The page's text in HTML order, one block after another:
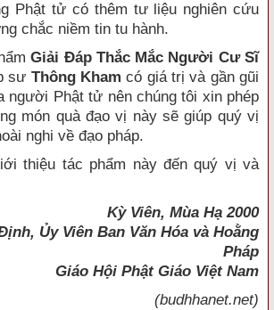
Phật tử có thêm tư liệu nghiên cứu
chắc niềm tin tu hành.
Giải Ðáp Thắc Mắc Người Cư Sĩ
sư Thông Kham có giá trị và gần gũi
người Phật tử nên chúng tôi xin phép
món quà đạo vị này sẽ giúp quý vị
nghi về đạo pháp.
thiệu tác phẩm này đến quý vị và
Kỳ Viên, Mùa Hạ 2000
Ủy Viên Ban Văn Hóa và Hoằng
Pháp
Giáo Hội Phật Giáo Việt Nam
(budhhanet.net)